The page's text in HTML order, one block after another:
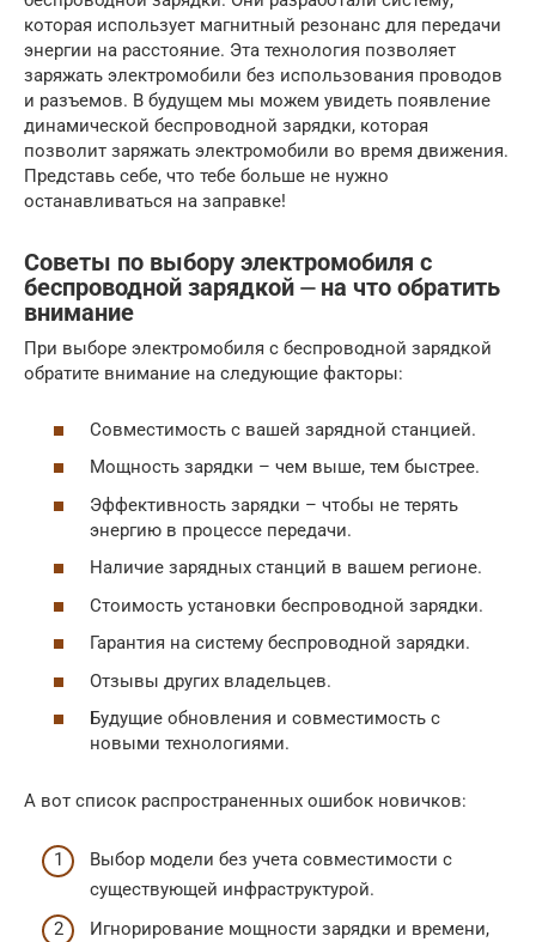
которая использует магнитный резонанс для передачи
энергии на расстояние. Эта технология позволяет
заряжать электромобили без использования проводов
и разъемов. В будущем мы можем увидеть появление
динамической беспроводной зарядки, которая
позволит заряжать электромобили во время движения.
Представь себе, что тебе больше не нужно
останавливаться на заправке!
Советы по выбору электромобиля с
беспроводной зарядкой ⏤ на что обратить
внимание
При выборе электромобиля с беспроводной зарядкой
обратите внимание на следующие факторы:
Совместимость с вашей зарядной станцией.
Мощность зарядки – чем выше, тем быстрее.
Эффективность зарядки – чтобы не терять
энергию в процессе передачи.
Наличие зарядных станций в вашем регионе.
Стоимость установки беспроводной зарядки.
Гарантия на систему беспроводной зарядки.
Отзывы других владельцев.
Будущие обновления и совместимость с
новыми технологиями.
А вот список распространенных ошибок новичков:
Выбор модели без учета совместимости с
существующей инфраструктурой.
Игнорирование мощности зарядки и времени,